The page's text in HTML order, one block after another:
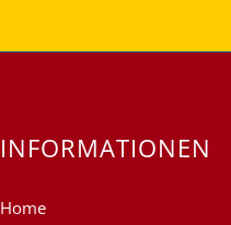
INFORMATIONEN
Home